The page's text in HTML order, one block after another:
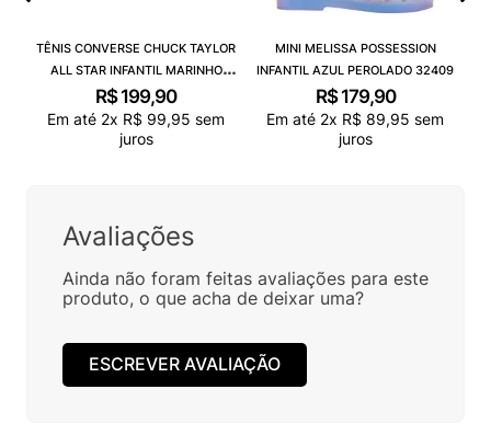
TÊNIS CONVERSE CHUCK TAYLOR
ALL STAR INFANTIL MARINHO
CK00020003
R$ 199,90
Em até 2x R$ 99,95 sem
juros
MINI MELISSA POSSESSION
INFANTIL AZUL PEROLADO 32409
R$ 179,90
Em até 2x R$ 89,95 sem
juros
Avaliações
Ainda não foram feitas avaliações para este
produto, o que acha de deixar uma?
ESCREVER AVALIAÇÃO